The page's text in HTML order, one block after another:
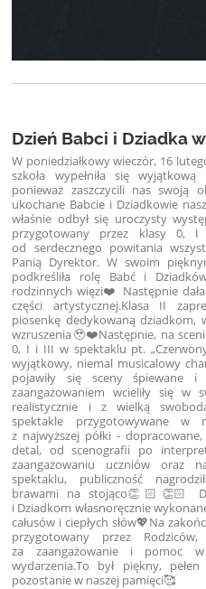
Dzień Babci i Dziadka
W poniedziałkowy wieczór, 16
szkoła wypełniła się
ponieważ zaszczycili nas swoją
ukochane Babcie i Dziadkowie
właśnie odbył się uroczysty
przygotowany przez klasy 0,
od serdecznego powitania
Panią Dyrektor. W swoim
podkreśliła rolę Babć i
rodzinnych więzi❤️ Następnie
części artystycznej.Klasa II
piosenkę dedykowaną dziadkom,
wzruszenia🥹❤️Następnie, na
0, I i III w spektaklu pt.
wyjątkowy, niemal musicalowy
pojawiły się sceny śpiewane i
zaangażowaniem wcieliły się w
realistycznie i z wielką
spektakle przygotowywane w
z najwyższej półki -
detal, od scenografii po
zaangażowaniu uczniów oraz
spektaklu, publiczność
brawami na stojąco👏🏻👏🏻
i Dziadkom własnoręcznie
całusów i ciepłych słów💖Na
przygotowany przez
za zaangażowanie i pomoc
wydarzenia.To był piękny,
pozostanie w naszej pamięci🥰